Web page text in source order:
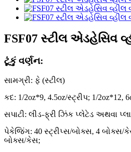
FSF07 સ્ટીલ એડહેસિવ
ટૂંકું વર્ણન:
સામગ્રી: ફે (સ્ટીલ)
કદ: 1/2oz*9, 4.5oz/સ્ટ્રીપ; 1/2oz*12,
સપાટી: લીડ-ફ્રી ઝિંક પ્લેટેડ અથવા
પેકેજિંગ: 40 સ્ટ્રીપ્સ/બોક્સ, 4 બોક્સ/
બોક્સ/કેસ;